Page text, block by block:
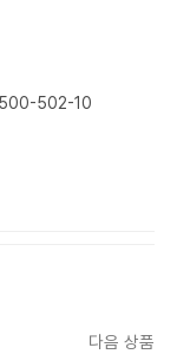
502-10
다음 상품